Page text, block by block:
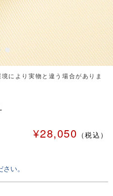
により実物と違う場合がありま
¥28,050 （税込）
い。